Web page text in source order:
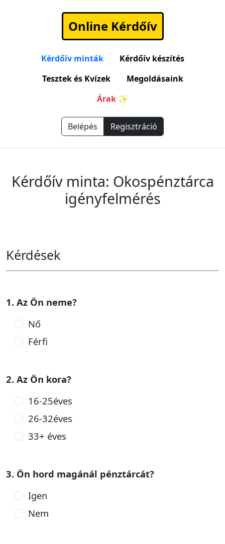
Online Kérdőív
Kérdőív minták
Kérdőív készítés
Tesztek és Kvízek
Megoldásaink
Árak ✨
Belépés Regisztráció
Kérdőív minta: Okospénztárca
igényfelmérés
Kérdések
1. Az Ön neme?
Nő
Férfi
2. Az Ön kora?
16-25éves
26-32éves
33+ éves
3. Ön hord magánál pénztárcát?
Igen
Nem